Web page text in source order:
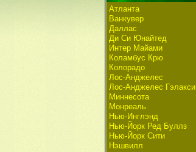
Атланта
Ванкувер
Даллас
Ди Си Юнайтед
Интер Майами
Коламбус Крю
Колорадо
Лос-Анджелес
Лос-Анджелес Гэлакси
Миннесота
Монреаль
Нью-Инглэнд
Нью-Йорк Ред Буллз
Нью-Йорк Сити
Нэшвилл